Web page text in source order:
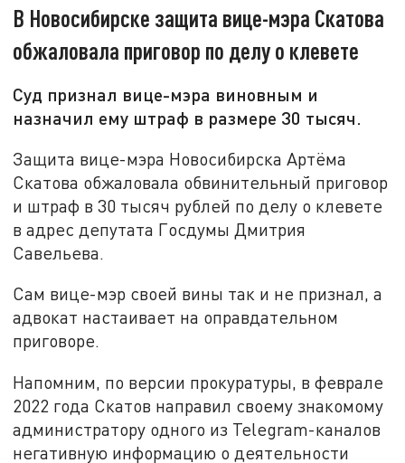
В Новосибирске защита вице-мэра Скатова
обжаловала приговор по делу о клевете
Суд признал вице-мэра виновным и
назначил ему штраф в размере 30 тысяч.
Защита вице-мэра Новосибирска Артёма
Скатова обжаловала обвинительный приговор
и штраф в 30 тысяч рублей по делу о клевете
в адрес депутата Госдумы Дмитрия
Савельева.
Сам вице-мэр своей вины так и не признал, а
адвокат настаивает на оправдательном
приговоре.
Напомним, по версии прокуратуры, в феврале
2022 года Скатов направил своему знакомому
администратору одного из Telegram-каналов
негативную информацию о деятельности